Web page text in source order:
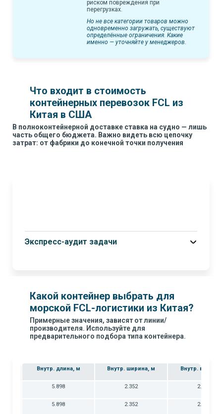
риском повреждения при
перегрузках.
Но не все категории товаров можно
одновременно загружать, существуют
определённые ограничения. Какие
именно — уточняйте у менеджеров.
Что входит в стоимость
контейнерных перевозок FCL из
Китая в США
В полноконтейнерной доставке ставка на судно — лишь
часть общего бюджета. Важно видеть всю цепочку
затрат: от фабрики до конечной точки получения
Экспресс-аудит задачи
Какой контейнер выбрать для
морской FCL-логистики из Китая?
Примерные значения, зависят от линии/
производителя. Используйте для
предварительного подбора типа контейнера.
Внутр. длина, м Внутр. ширина, м Внутр.
5.898 2.352 2.393
5.898 2.352 2.698